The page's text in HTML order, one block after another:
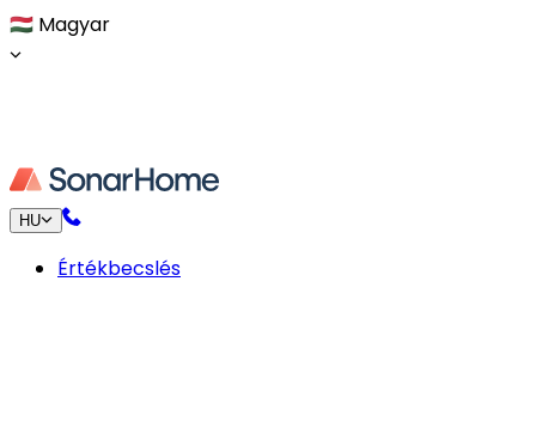
🇭🇺 Magyar
HU
Értékbecslés